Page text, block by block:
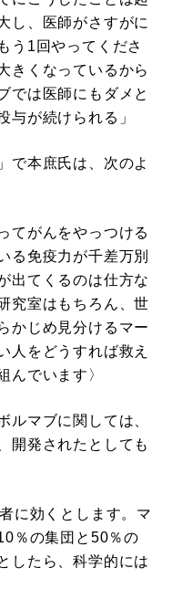
し、医師がさすがに
う1回やってくださ
きくなっているから
では医師にもダメと
与が続けられる」
で本庶氏は、次のよ
てがんをやっつける
る免疫力が千差万別
出てくるのは仕方な
究室はもちろん、世
かじめ見分けるマー
人をどうすれば救え
んでいます〉
ルマブに関しては、
開発されたとしても
に効くとします。マ
％の集団と50％の
したら、科学的には